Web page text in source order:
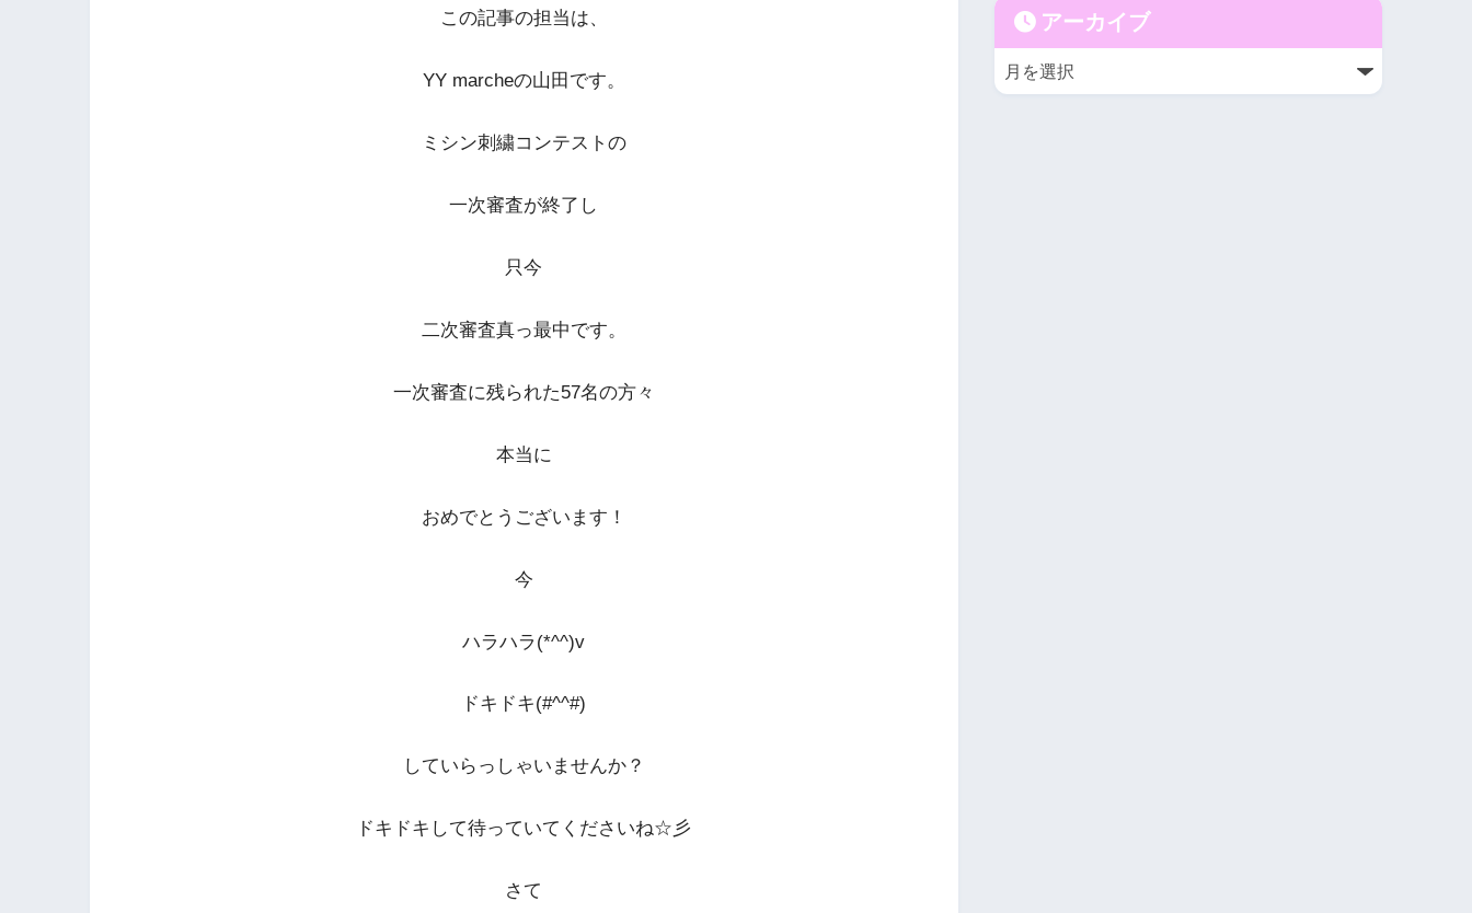
この記事の担当は、
YY marcheの山田です。
ミシン刺繍コンテストの
一次審査が終了し
只今
二次審査真っ最中です。
一次審査に残られた57名の方々
本当に
おめでとうございます！
今
ハラハラ(*^^)v
ドキドキ(#^^#)
していらっしゃいませんか？
ドキドキして待っていてくださいね☆彡
さて
アーカイブ